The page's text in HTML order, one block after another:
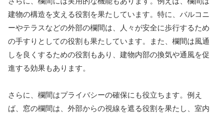
建物の構造を支える役割を果たしています。特に、バルコニ
ーやテラスなどの外部の欄間は、人々が安全に歩行するため
の手すりとしての役割も果たしています。また、欄間は風通
しを良くするための役割もあり、建物内部の換気や通風を促
進する効果もあります。
さらに、欄間はプライバシーの確保にも役立ちます。例え
ば、窓の欄間は、外部からの視線を遮る役割を果たし、室内